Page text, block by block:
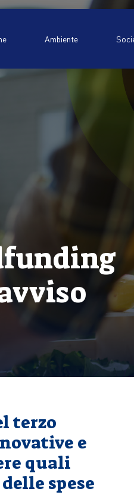
Ambiente
terzo
e
quali
spese